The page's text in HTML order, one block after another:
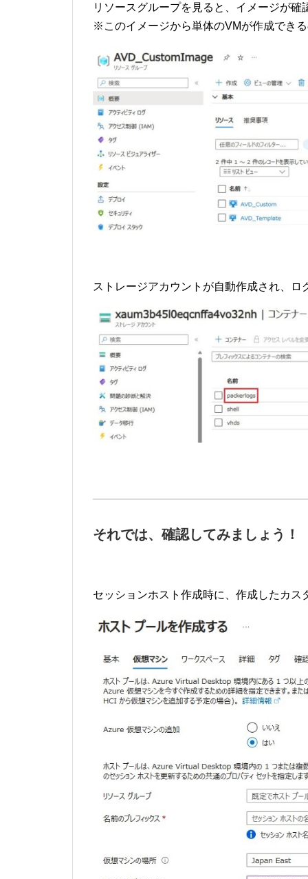
リソースグループを見ると、イメージが確
※このイメージから単体のVMが作成でき
ストレージアカウントが自動作成され、ロ
それでは、確認してみましょう！
セッションホスト作成時に、作成したカス